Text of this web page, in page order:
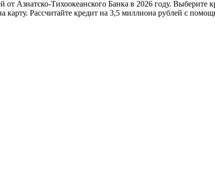
Азиатско-Тихоокеанского Банка в 2026 году. Выберите
Рассчитайте кредит на 3,5 миллиона рублей с